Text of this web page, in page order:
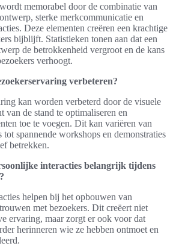
memorabel door de combinatie van
sterke merkcommunicatie en
Deze elementen creëren een krachtige
bijblijft. Statistieken tonen aan dat een
de betrokkenheid vergroot en de kans
verhoogt.
verbeteren?
kan worden verbeterd door de visuele
van de stand te optimaliseren en
toe te voegen. Dit kan variëren van
spannende workshops en demonstraties
betrekken.
interacties belangrijk tijdens
helpen bij het opbouwen van
met bezoekers. Dit creëert niet
ervaring, maar zorgt er ook voor dat
herinneren wie ze hebben ontmoet en